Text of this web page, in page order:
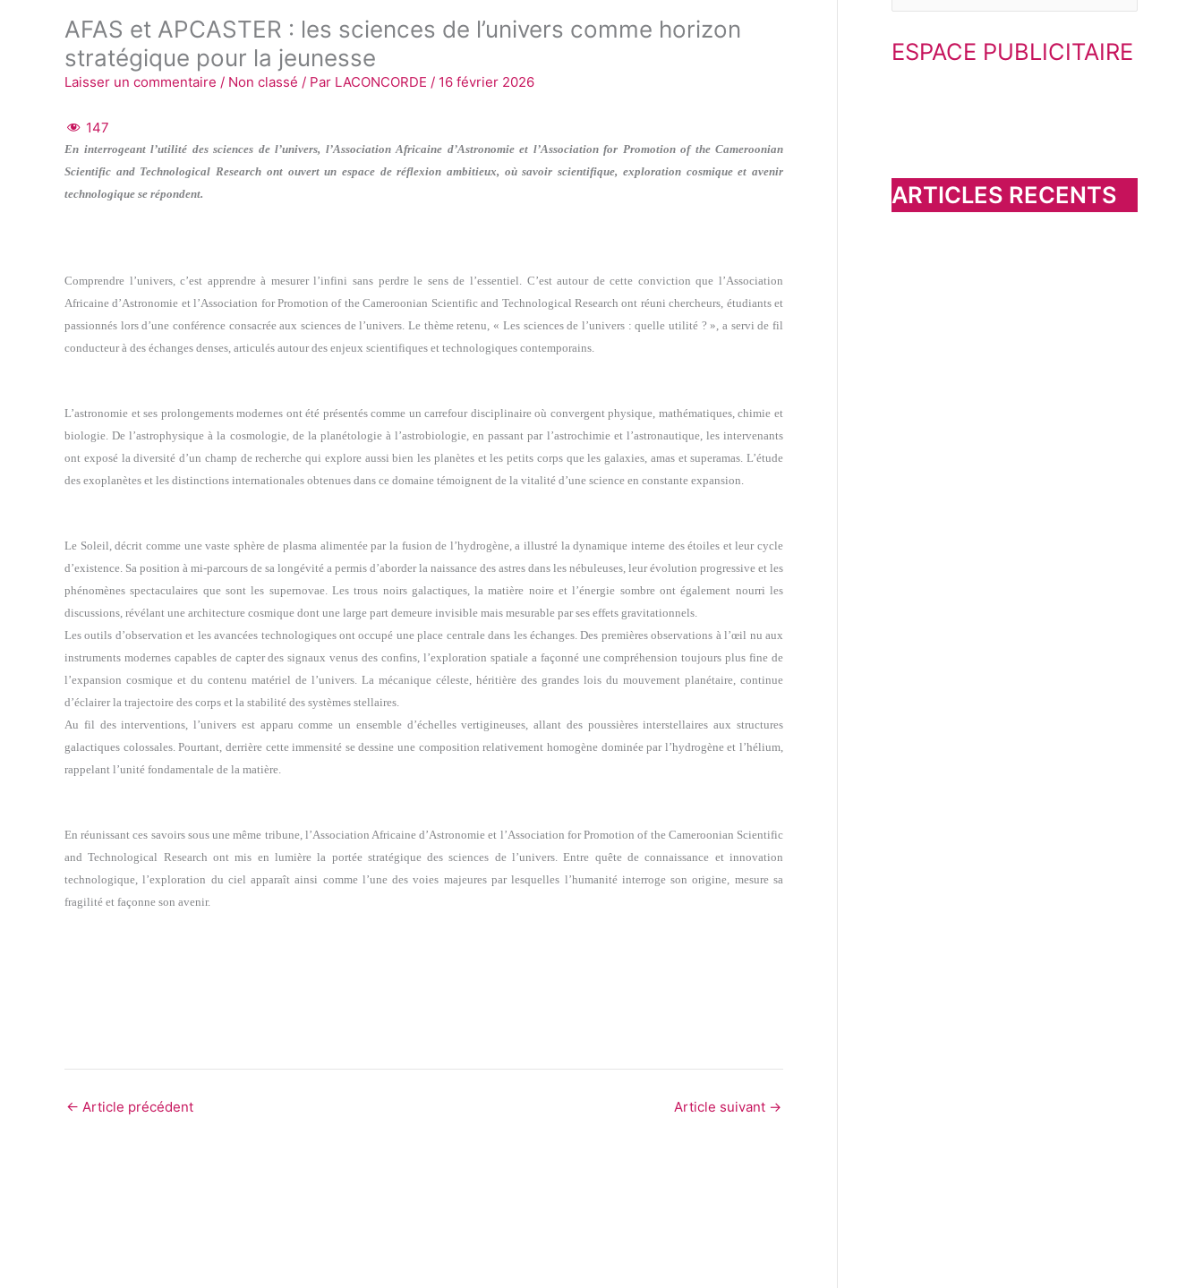
AFAS et APCASTER : les sciences de l’univers comme horizon
stratégique pour la jeunesse
Laisser un commentaire / Non classé / Par LACONCORDE / 16 février 2026
147
En interrogeant l’utilité des sciences de l’univers, l’Association Africaine d’Astronomie et l’Association for Promotion of the Cameroonian
Scientific and Technological Research ont ouvert un espace de réflexion ambitieux, où savoir scientifique, exploration cosmique et avenir
technologique se répondent.
Comprendre l’univers, c’est apprendre à mesurer l’infini sans perdre le sens de l’essentiel. C’est autour de cette conviction que l’Association
Africaine d’Astronomie et l’Association for Promotion of the Cameroonian Scientific and Technological Research ont réuni chercheurs, étudiants et
passionnés lors d’une conférence consacrée aux sciences de l’univers. Le thème retenu, « Les sciences de l’univers : quelle utilité ? », a servi de fil
conducteur à des échanges denses, articulés autour des enjeux scientifiques et technologiques contemporains.
L’astronomie et ses prolongements modernes ont été présentés comme un carrefour disciplinaire où convergent physique, mathématiques, chimie et
biologie. De l’astrophysique à la cosmologie, de la planétologie à l’astrobiologie, en passant par l’astrochimie et l’astronautique, les intervenants
ont exposé la diversité d’un champ de recherche qui explore aussi bien les planètes et les petits corps que les galaxies, amas et superamas. L’étude
des exoplanètes et les distinctions internationales obtenues dans ce domaine témoignent de la vitalité d’une science en constante expansion.
Le Soleil, décrit comme une vaste sphère de plasma alimentée par la fusion de l’hydrogène, a illustré la dynamique interne des étoiles et leur cycle
d’existence. Sa position à mi-parcours de sa longévité a permis d’aborder la naissance des astres dans les nébuleuses, leur évolution progressive et les
phénomènes spectaculaires que sont les supernovae. Les trous noirs galactiques, la matière noire et l’énergie sombre ont également nourri les
discussions, révélant une architecture cosmique dont une large part demeure invisible mais mesurable par ses effets gravitationnels.
Les outils d’observation et les avancées technologiques ont occupé une place centrale dans les échanges. Des premières observations à l’œil nu aux
instruments modernes capables de capter des signaux venus des confins, l’exploration spatiale a façonné une compréhension toujours plus fine de
l’expansion cosmique et du contenu matériel de l’univers. La mécanique céleste, héritière des grandes lois du mouvement planétaire, continue
d’éclairer la trajectoire des corps et la stabilité des systèmes stellaires.
Au fil des interventions, l’univers est apparu comme un ensemble d’échelles vertigineuses, allant des poussières interstellaires aux structures
galactiques colossales. Pourtant, derrière cette immensité se dessine une composition relativement homogène dominée par l’hydrogène et l’hélium,
rappelant l’unité fondamentale de la matière.
En réunissant ces savoirs sous une même tribune, l’Association Africaine d’Astronomie et l’Association for Promotion of the Cameroonian Scientific
and Technological Research ont mis en lumière la portée stratégique des sciences de l’univers. Entre quête de connaissance et innovation
technologique, l’exploration du ciel apparaît ainsi comme l’une des voies majeures par lesquelles l’humanité interroge son origine, mesure sa
fragilité et façonne son avenir.
← Article précédent Article suivant →
c
h
e
ESPACE PUBLICITAIRE
ARTICLES RECENTS